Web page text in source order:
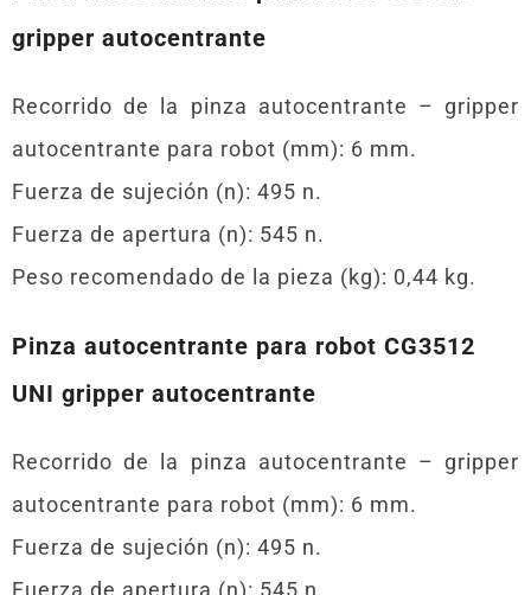
gripper autocentrante
Recorrido de la pinza autocentrante – gripper
autocentrante para robot (mm): 6 mm.
Fuerza de sujeción (n): 495 n.
Fuerza de apertura (n): 545 n.
Peso recomendado de la pieza (kg): 0,44 kg.
Pinza autocentrante para robot CG3512
UNI gripper autocentrante
Recorrido de la pinza autocentrante – gripper
autocentrante para robot (mm): 6 mm.
Fuerza de sujeción (n): 495 n.
Fuerza de apertura (n): 545 n.